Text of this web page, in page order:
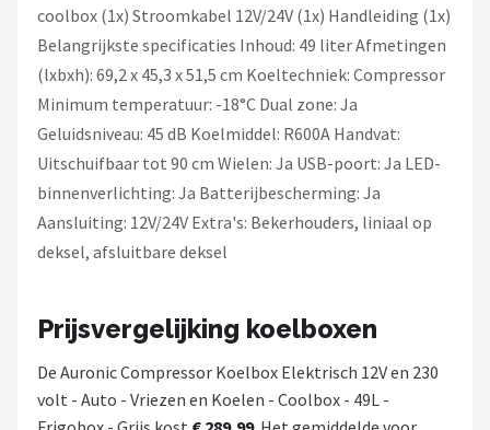
coolbox (1x) Stroomkabel 12V/24V (1x) Handleiding (1x)
Belangrijkste specificaties Inhoud: 49 liter Afmetingen
(lxbxh): 69,2 x 45,3 x 51,5 cm Koeltechniek: Compressor
Minimum temperatuur: -18°C Dual zone: Ja
Geluidsniveau: 45 dB Koelmiddel: R600A Handvat:
Uitschuifbaar tot 90 cm Wielen: Ja USB-poort: Ja LED-
binnenverlichting: Ja Batterijbescherming: Ja
Aansluiting: 12V/24V Extra's: Bekerhouders, liniaal op
deksel, afsluitbare deksel
Prijsvergelijking koelboxen
De Auronic Compressor Koelbox Elektrisch 12V en 230
volt - Auto - Vriezen en Koelen - Coolbox - 49L -